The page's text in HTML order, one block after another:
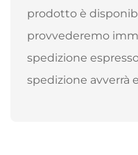
prodotto è
provvederemo
spedizione
spedizione avverrà